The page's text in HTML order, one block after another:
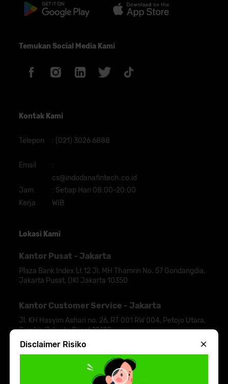
Temukan Social Media Kami
Kontak Kami
Telepon : (021) 3026 6888
Email
:
cs@indodanafintech.co.id
Jam
Kerja
: Setiap Hari 08:00-20:00
WIB
Lokasi Kami
Kantor Pusat - Jakarta
Plaza Bank Index Lt 12 Jl. MH Thamrin No. 57 Gondangdia,
Jakarta Pusat, DKI Jakarta 10350
Kantor Customer Service - Jakarta
Jl. KH Hasyim Ashari no. 26, RT 001 RW 004, Petojo Utara,
Gambir, Jakarta Pusat 10130
Disclaimer Risiko